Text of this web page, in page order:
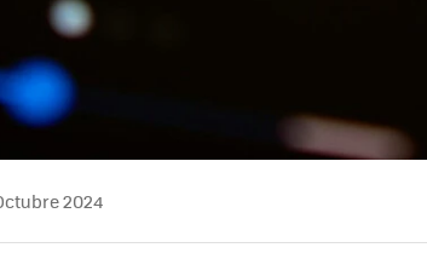
2024